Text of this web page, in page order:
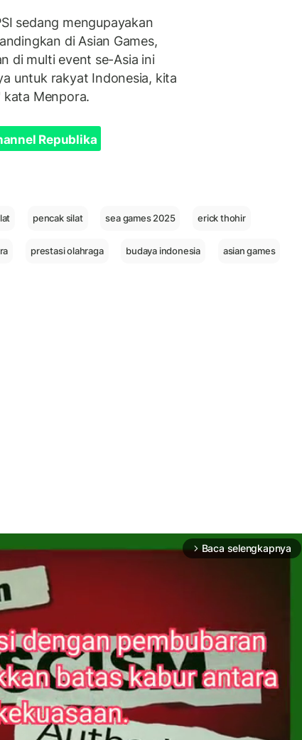
sedang mengupayakan
di Asian Games,
di multi event se-Asia ini
untuk rakyat Indonesia, kita
kata Menpora.
Republika
pencak silat sea games 2025 erick thohir
prestasi olahraga budaya indonesia asian games
arrow_forward_ios Baca selengkapnya